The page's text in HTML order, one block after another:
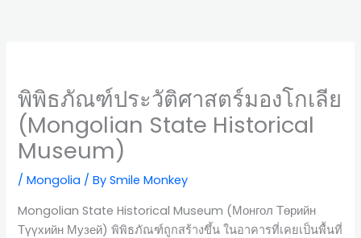
พิพิธภัณฑ์ประวัติศาสตร์มองโกเลีย
(Mongolian State Historical
Museum)
/Mongolia / BySmile Monkey
Mongolian State Historical Museum (Монгол Төрийн
Түүхийн Музей) พิพิธภัณฑ์ถูกสร้างขึ้น ในอาคารที่เคยเป็นพื้นที่